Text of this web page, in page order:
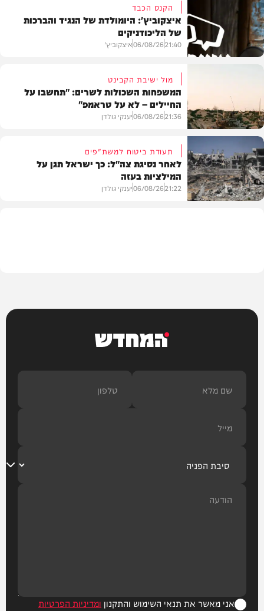
חדשות
הקנס הכבד
איצקוביץ': היומולדת של הנגיד והברכות
של הליכודניקים
21:40
06/08/26איצקוביץ'
צבא וביטחון
מול ישיבת הקבינט
המשפחות השכולות לשרים: "תחשבו על
החיילים – לא על טראמפ"
21:36
06/08/26יענקי גולדן
תעודת ביטוח למשת"פים
לאחר נסיגת צה"ל: כך ישראל תגן על
המילציות בעזה
21:22
06/08/26יענקי גולדן
המחדש
אני מאשר את תנאי השימוש והתקנון ומדיניות הפרטיות